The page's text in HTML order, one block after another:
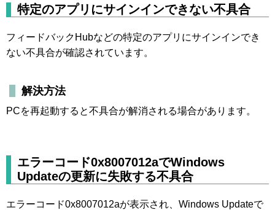
特定のアプリにサインインできない不具合
フィードバックHubなどの特定のアプリにサインインでき
ない不具合が確認されています。
解決方法
PCを再起動すると不具合が解消される場合があります。
エラーコード0x8007012aでWindows
Updateの更新に失敗する不具合
エラーコード0x8007012aが表示され、Windows Updateで